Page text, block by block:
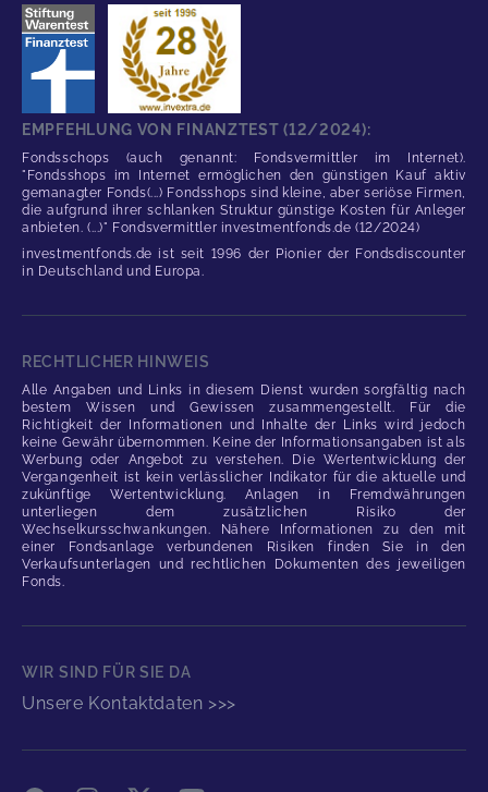
EMPFEHLUNG VON FINANZTEST (12/2024):
Fondsschops (auch genannt: Fondsvermittler im Internet).
"Fondsshops im Internet ermöglichen den günstigen Kauf aktiv
gemanagter Fonds(...) Fondsshops sind kleine, aber seriöse Firmen,
die aufgrund ihrer schlanken Struktur günstige Kosten für Anleger
anbieten. (...)" Fondsvermittler investmentfonds.de (12/2024)
investmentfonds.de ist seit 1996 der Pionier der Fondsdiscounter
in Deutschland und Europa.
RECHTLICHER HINWEIS
Alle Angaben und Links in diesem Dienst wurden sorgfältig nach
bestem Wissen und Gewissen zusammengestellt. Für die
Richtigkeit der Informationen und Inhalte der Links wird jedoch
keine Gewähr übernommen. Keine der Informationsangaben ist als
Werbung oder Angebot zu verstehen. Die Wertentwicklung der
Vergangenheit ist kein verlässlicher Indikator für die aktuelle und
zukünftige Wertentwicklung. Anlagen in Fremdwährungen
unterliegen dem zusätzlichen Risiko der
Wechselkursschwankungen. Nähere Informationen zu den mit
einer Fondsanlage verbundenen Risiken finden Sie in den
Verkaufsunterlagen und rechtlichen Dokumenten des jeweiligen
Fonds.
WIR SIND FÜR SIE DA
Unsere Kontaktdaten >>>